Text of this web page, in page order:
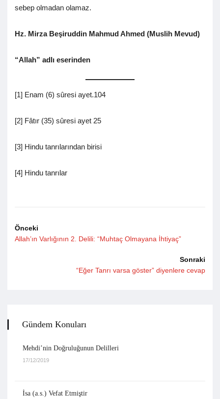
sebep olmadan olamaz.
Hz. Mirza Beşiruddin Mahmud Ahmed (Muslih Mevud)
“Allah” adlı eserinden
[1] Enam (6) sûresi ayet.104
[2] Fâtır (35) sûresi ayet 25
[3] Hindu tanrılarından birisi
[4] Hindu tanrılar
Önceki
Allah’ın Varlığının 2. Delili: “Muhtaç Olmayana İhtiyaç”
Sonraki
“Eğer Tanrı varsa göster” diyenlere cevap
Gündem Konuları
Mehdi’nin Doğruluğunun Delilleri
17/12/2019
İsa (a.s.) Vefat Etmiştir